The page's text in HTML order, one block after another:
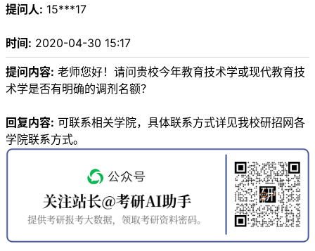
提问人: 15***17
时间: 2020-04-30 15:17
提问内容: 老师您好！请问贵校今年教育技术学或现代教育技
术学是否有明确的调剂名额？
回复内容: 可联系相关学院，具体联系方式详见我校研招网各
学院联系方式。